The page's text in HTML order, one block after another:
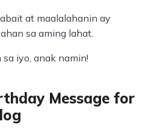
at maalalahanin ay
sa aming lahat.
iyo, anak namin!
Message for